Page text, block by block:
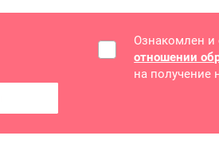
Ознакомлен и
отношении
на получение